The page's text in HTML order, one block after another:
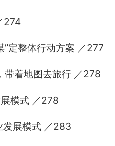
274
整体行动方案 ／277
着地图去旅行 ／278
模式 ／278
展模式 ／283